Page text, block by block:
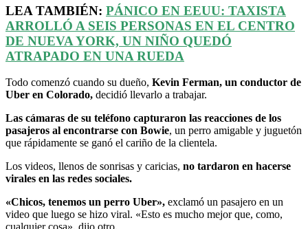
LEA TAMBIÉN: PÁNICO EN EEUU: TAXISTA
ARROLLÓ A SEIS PERSONAS EN EL CENTRO
DE NUEVA YORK, UN NIÑO QUEDÓ
ATRAPADO EN UNA RUEDA
Todo comenzó cuando su dueño, Kevin Ferman, un conductor de
Uber en Colorado, decidió llevarlo a trabajar.
Las cámaras de su teléfono capturaron las reacciones de los
pasajeros al encontrarse con Bowie, un perro amigable y juguetón
que rápidamente se ganó el cariño de la clientela.
Los videos, llenos de sonrisas y caricias, no tardaron en hacerse
virales en las redes sociales.
«Chicos, tenemos un perro Uber», exclamó un pasajero en un
video que luego se hizo viral. «Esto es mucho mejor que, como,